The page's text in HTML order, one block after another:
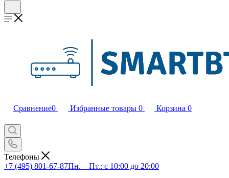
Сравнение0 Избранные товары 0 Корзина 0
Телефоны
+7 (495) 801-67-87Пн. – Пт.: с 10:00 до 20:00